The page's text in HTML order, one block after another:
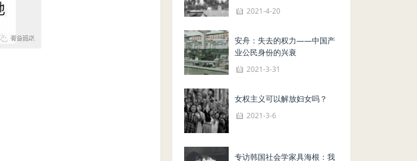
2021-4-20
安舟：失去的权力——中国产
业公民身份的兴衰
2021-3-31
女权主义可以解放妇女吗？
2021-3-6
专访韩国社会学家具海根：我